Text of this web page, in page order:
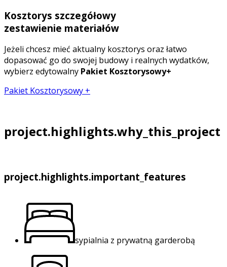
Kosztorys szczegółowy
zestawienie materiałów
Jeżeli chcesz mieć aktualny kosztorys oraz łatwo
dopasować go do swojej budowy i realnych wydatków,
wybierz edytowalny Pakiet Kosztorysowy+
Pakiet Kosztorysowy +
project.highlights.why_this_project
project.highlights.important_features
sypialnia z prywatną garderobą